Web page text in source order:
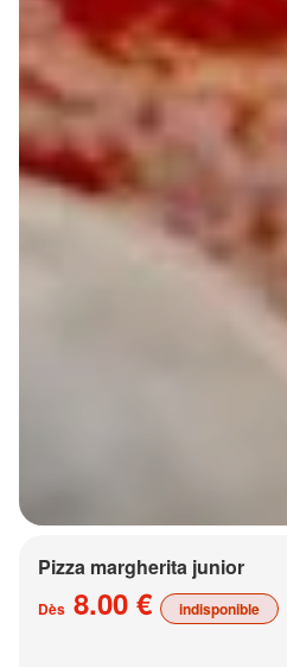
Pizza margherita junior
Dès 8.00 € indisponible